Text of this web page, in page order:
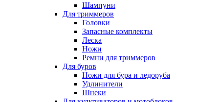
Шампуни
Для триммеров
Головки
Запасные комплекты
Леска
Ножи
Ремни для триммеров
Для буров
Ножи для бура и ледоруба
Удлинители
Шнеки